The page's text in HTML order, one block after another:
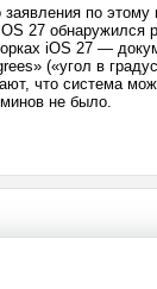
по
27 обнаружился
iOS 27 —
(«угол в
что система
не было.